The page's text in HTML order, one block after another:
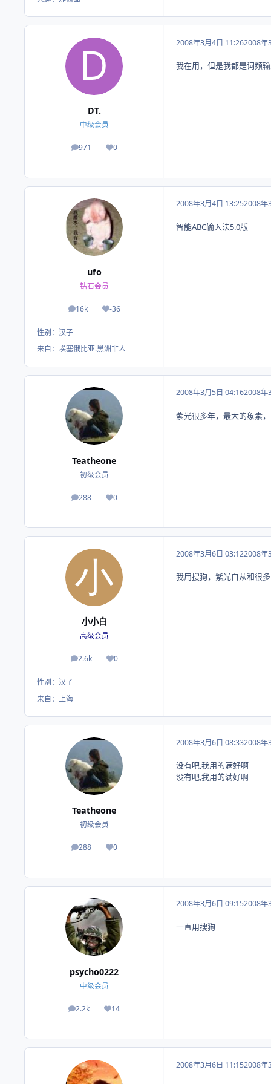
DT.
中级会员
971
帖子 0
荣誉积分
2008年3月4日 11:262008年
我在用，但是我都是词频
ufo
钻石会员
16k
帖子 -36
荣誉积分
性别： 汉子
来自： 埃塞俄比亚.黑洲非人
2008年3月4日 13:252008年
智能ABC输入法5.0版
Teatheone
初级会员
288
帖子 0
荣誉积分
2008年3月5日 04:162008年
紫光很多年，最大的象素
小小白
高级会员
2.6k
帖子 0
荣誉积分
性别： 汉子
来自： 上海
2008年3月6日 03:122008年
我用搜狗，紫光自从和很
Teatheone
初级会员
288
帖子 0
荣誉积分
2008年3月6日 08:332008年
没有吧,我用的满好啊
没有吧,我用的满好啊
psycho0222
中级会员
2.2k
帖子 14
荣誉积分
2008年3月6日 09:152008年
一直用搜狗
2008年3月6日 11:152008年